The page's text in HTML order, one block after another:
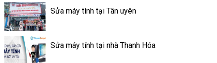
hơn, hãy nhanh tay gọi
nhà của Thienson Computer.
Sửa máy tính tại Tân uyên
Sửa máy tính tại nhà Thanh Hóa